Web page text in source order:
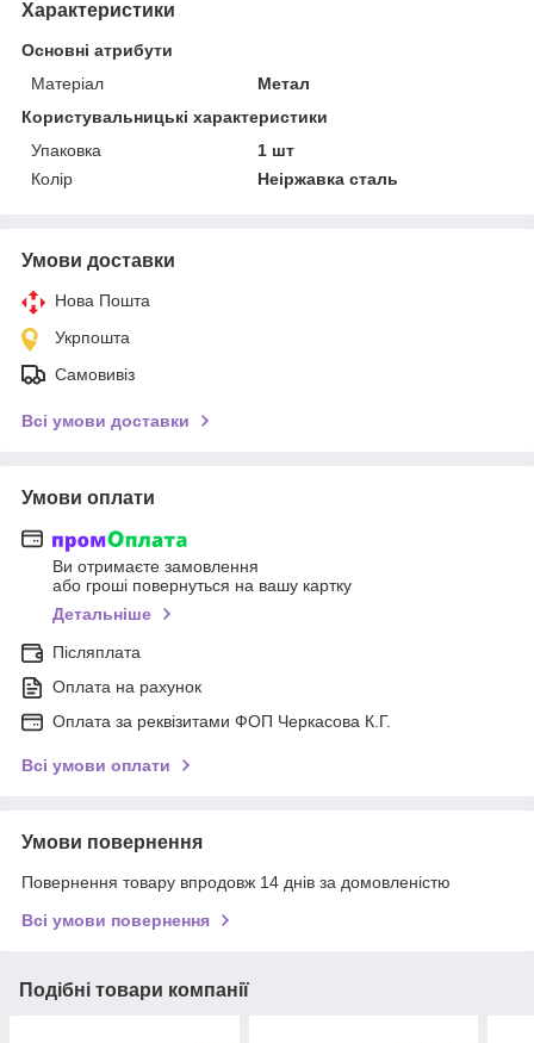
Характеристики
Основні атрибути
Матеріал
Метал
Користувальницькі характеристики
Упаковка
1 шт
Колір
Неіржавка сталь
Умови доставки
Нова Пошта
Укрпошта
Самовивіз
Всі умови доставки
Умови оплати
Ви отримаєте замовлення
або гроші повернуться на вашу картку
Детальніше
Післяплата
Оплата на рахунок
Оплата за реквізитами ФОП Черкасова К.Г.
Всі умови оплати
Умови повернення
Повернення товару впродовж 14 днів за домовленістю
Всі умови повернення
Подібні товари компанії